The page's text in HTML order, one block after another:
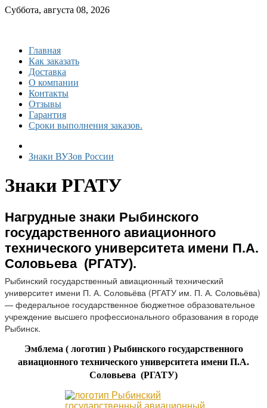
Суббота, августа 08, 2026
Главная
Как заказать
Доставка
О компании
Контакты
Отзывы
Гарантия
Сроки выполнения заказов.
Знаки ВУЗов России
Знаки РГАТУ
Нагрудные знаки Рыбинского
государственного авиационного
технического университета имени П.А.
Соловьева (РГАТУ).
Рыбинский государственный авиационный технический
университет имени П. А. Соловьёва (РГАТУ им. П. А. Соловьёва)
— федеральное государственное бюджетное образовательное
учреждение высшего профессионального образования в городе
Рыбинск.
Эмблема ( логотип ) Рыбинского государственного
авиационного технического университета имени П.А.
Соловьева (РГАТУ)